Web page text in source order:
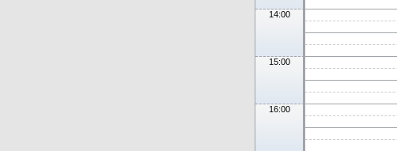
14:00
15:00
16:00